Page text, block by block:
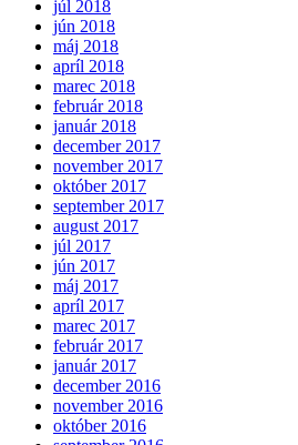
júl 2018
jún 2018
máj 2018
apríl 2018
marec 2018
február 2018
január 2018
december 2017
november 2017
október 2017
september 2017
august 2017
júl 2017
jún 2017
máj 2017
apríl 2017
marec 2017
február 2017
január 2017
december 2016
november 2016
október 2016